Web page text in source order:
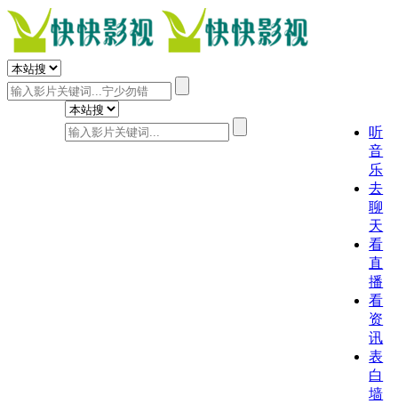
听
音
乐
去
聊
天
看
直
播
看
资
讯
表
白
墙